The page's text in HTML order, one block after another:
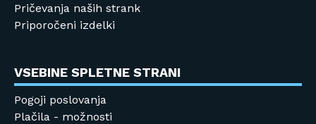
Pričevanja naših strank
Priporočeni izdelki
VSEBINE SPLETNE STRANI
Pogoji poslovanja
Plačila - možnosti